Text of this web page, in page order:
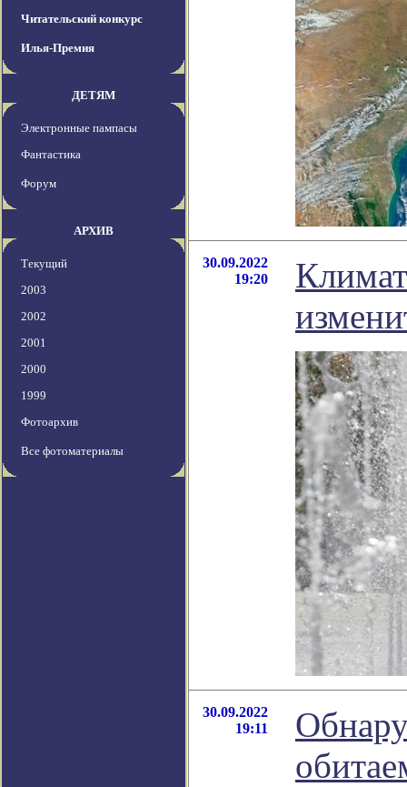
Читательский конкурс
Илья-Премия
ДЕТЯМ
Электронные пампасы
Фантастика
Форум
АРХИВ
Текущий
2003
2002
2001
2000
1999
Фотоархив
Все фотоматериалы
30.09.2022
19:20
30.09.2022
19:11